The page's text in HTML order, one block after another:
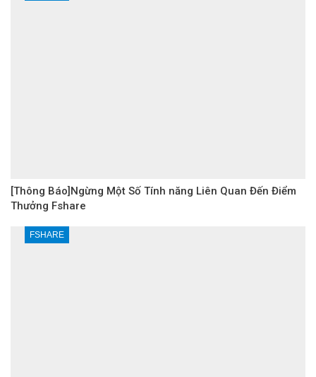
[Thông Báo]Ngừng Một Số Tính năng Liên Quan Đến Điểm
Thưởng Fshare
FSHARE